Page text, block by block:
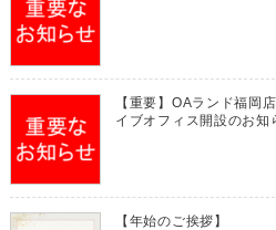
【重要】OAランド福岡
イブオフィス開設のお知
【年始のご挨拶】